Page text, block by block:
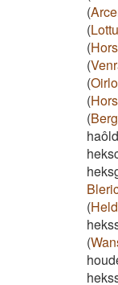
(
(
(
(
(Oirlo
(
(
(
(